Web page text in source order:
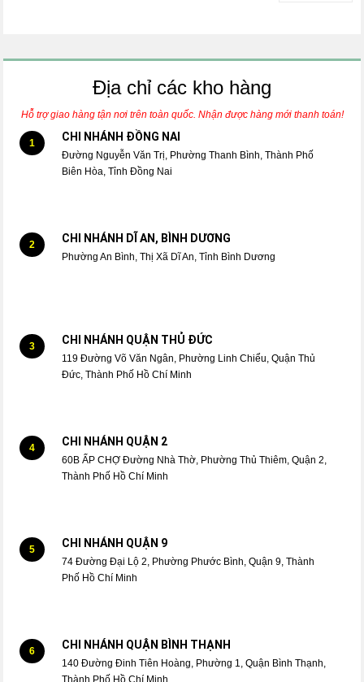
Địa chỉ các kho hàng
Hỗ trợ giao hàng tận nơi trên toàn quốc. Nhận được hàng mới thanh toán!
1 CHI NHÁNH ĐỒNG NAI
Đường Nguyễn Văn Trị, Phường Thanh Bình, Thành Phố
Biên Hòa, Tỉnh Đồng Nai
2 CHI NHÁNH DĨ AN, BÌNH DƯƠNG
Phường An Bình, Thị Xã Dĩ An, Tỉnh Bình Dương
3 CHI NHÁNH QUẬN THỦ ĐỨC
119 Đường Võ Văn Ngân, Phường Linh Chiểu, Quận Thủ
Đức, Thành Phố Hồ Chí Minh
4 CHI NHÁNH QUẬN 2
60B ẤP CHỢ Đường Nhà Thờ, Phường Thủ Thiêm, Quận 2,
Thành Phố Hồ Chí Minh
5 CHI NHÁNH QUẬN 9
74 Đường Đại Lộ 2, Phường Phước Bình, Quận 9, Thành
Phố Hồ Chí Minh
6 CHI NHÁNH QUẬN BÌNH THẠNH
140 Đường Đinh Tiên Hoàng, Phường 1, Quận Bình Thạnh,